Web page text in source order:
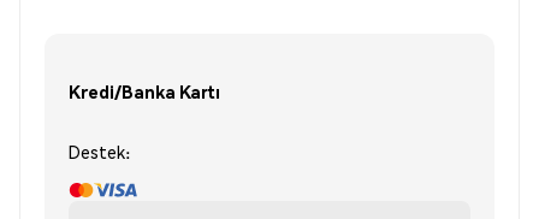
Kredi/Banka Kartı
Destek: